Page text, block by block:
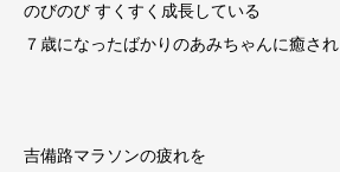
のびのび すくすく成長している
７歳になったばかりのあみちゃんに癒され
吉備路マラソンの疲れを